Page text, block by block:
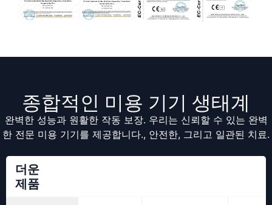
종합적인 미용 기기 생태계
완벽한 성능과 원활한 작동 보장. 우리는 신뢰할 수 있는 완벽
한 전문 미용 기기를 제공합니다., 안전한, 그리고 일관된 치료.
더운
제품